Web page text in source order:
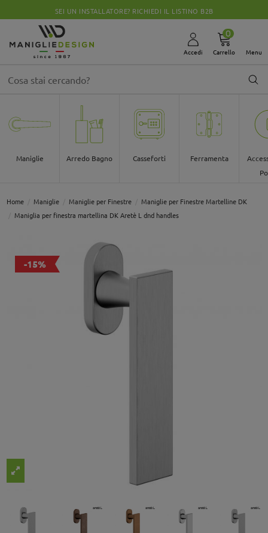
SEI UN INSTALLATORE? RICHIEDI IL LISTINO B2B
Accedi
0
Carrello Menu
Maniglie Arredo Bagno Casseforti Ferramenta
Home Maniglie Maniglie per Finestre
Maniglie per Finestre Martelline DK
Maniglia per finestra martellina DK Aretè L dnd handles
-15%